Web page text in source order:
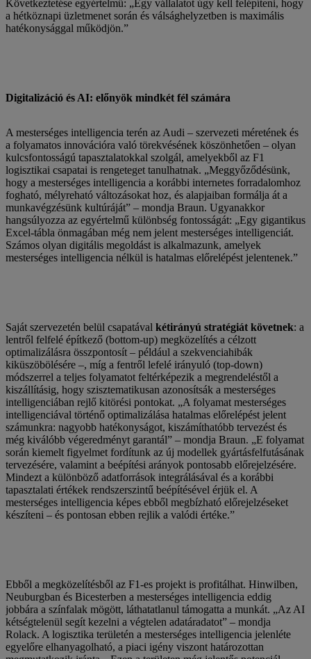
Következtetése egyértelmű: „Egy vállalatot úgy kell felépíteni, hogy
a hétköznapi üzletmenet során és válsághelyzetben is maximális
hatékonysággal működjön.”
Digitalizáció és AI: előnyök mindkét fél számára
A mesterséges intelligencia terén az Audi – szervezeti méretének és
a folyamatos innovációra való törekvésének köszönhetően – olyan
kulcsfontosságú tapasztalatokkal szolgál, amelyekből az F1
logisztikai csapatai is rengeteget tanulhatnak. „Meggyőződésünk,
hogy a mesterséges intelligencia a korábbi internetes forradalomhoz
fogható, mélyreható változásokat hoz, és alapjaiban formálja át a
munkavégzésünk kultúráját” – mondja Braun. Ugyanakkor
hangsúlyozza az egyértelmű különbség fontosságát: „Egy gigantikus
Excel-tábla önmagában még nem jelent mesterséges intelligenciát.
Számos olyan digitális megoldást is alkalmazunk, amelyek
mesterséges intelligencia nélkül is hatalmas előrelépést jelentenek.”
Saját szervezetén belül csapatával kétirányú stratégiát követnek: a
lentről felfelé építkező (bottom-up) megközelítés a célzott
optimalizálásra összpontosít – például a szekvenciahibák
kiküszöbölésére –, míg a fentről lefelé irányuló (top-down)
módszerrel a teljes folyamatot feltérképezik a megrendeléstől a
kiszállításig, hogy szisztematikusan azonosítsák a mesterséges
intelligenciában rejlő kitörési pontokat. „A folyamat mesterséges
intelligenciával történő optimalizálása hatalmas előrelépést jelent
számunkra: nagyobb hatékonyságot, kiszámíthatóbb tervezést és
még kiválóbb végeredményt garantál” – mondja Braun. „E folyamat
során kiemelt figyelmet fordítunk az új modellek gyártásfelfutásának
tervezésére, valamint a beépítési arányok pontosabb előrejelzésére.
Mindezt a különböző adatforrások integrálásával és a korábbi
tapasztalati értékek rendszerszintű beépítésével érjük el. A
mesterséges intelligencia képes ebből megbízható előrejelzéseket
készíteni – és pontosan ebben rejlik a valódi értéke.”
Ebből a megközelítésből az F1-es projekt is profitálhat. Hinwilben,
Neuburgban és Bicesterben a mesterséges intelligencia eddig
jobbára a színfalak mögött, láthatatlanul támogatta a munkát. „Az AI
kétségtelenül segít kezelni a végtelen adatáradatot” – mondja
Rolack. A logisztika területén a mesterséges intelligencia jelenléte
egyelőre elhanyagolható, a piaci igény viszont határozottan